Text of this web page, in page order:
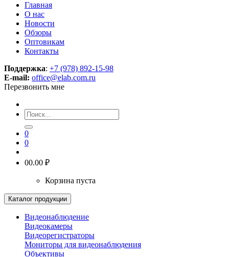
Главная
О нас
Новости
Обзоры
Оптовикам
Контакты
Поддержка: +7 (978) 892-15-98
E-mail: office@elab.com.ru
Перезвонить мне
0
0
00.00 ₽
Корзина пуста
Каталог продукции
Видеонаблюдение
Видеокамеры
Видеорегистраторы
Мониторы для видеонаблюдения
Объективы